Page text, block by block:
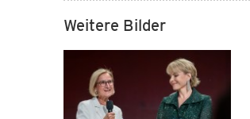
Weitere Bilder